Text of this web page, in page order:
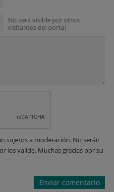
No será visible por otros
visitantes del portal
sujetos a moderación. No serán
los valide. Muchas gracias por su